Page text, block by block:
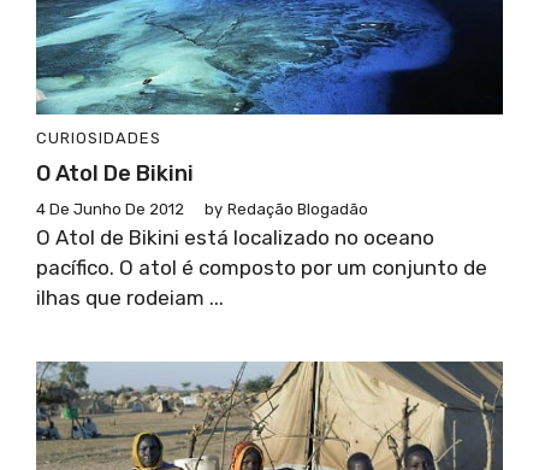
CURIOSIDADES
O Atol De Bikini
4 De Junho De 2012 by Redação Blogadão
O Atol de Bikini está localizado no oceano
pacífico. O atol é composto por um conjunto de
ilhas que rodeiam ...